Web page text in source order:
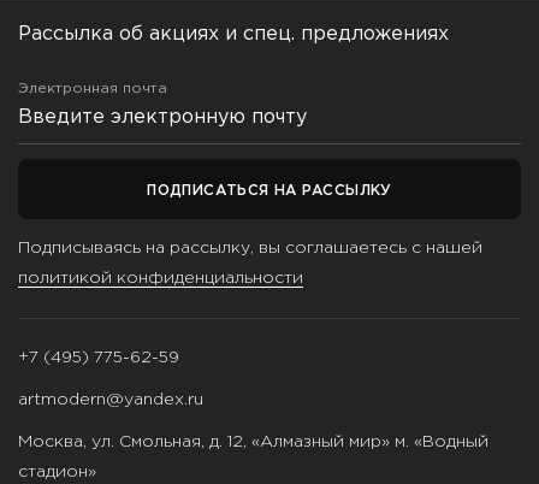
Рассылка об акциях и спец. предложениях
Электронная почта
ПОДПИСАТЬСЯ НА РАССЫЛКУ
Подписываясь на рассылку, вы соглашаетесь с нашей
политикой конфиденциальности
+7 (495) 775-62-59
artmodern@yandex.ru
Москва, ул. Смольная, д. 12, «Алмазный мир» м. «Водный
стадион»